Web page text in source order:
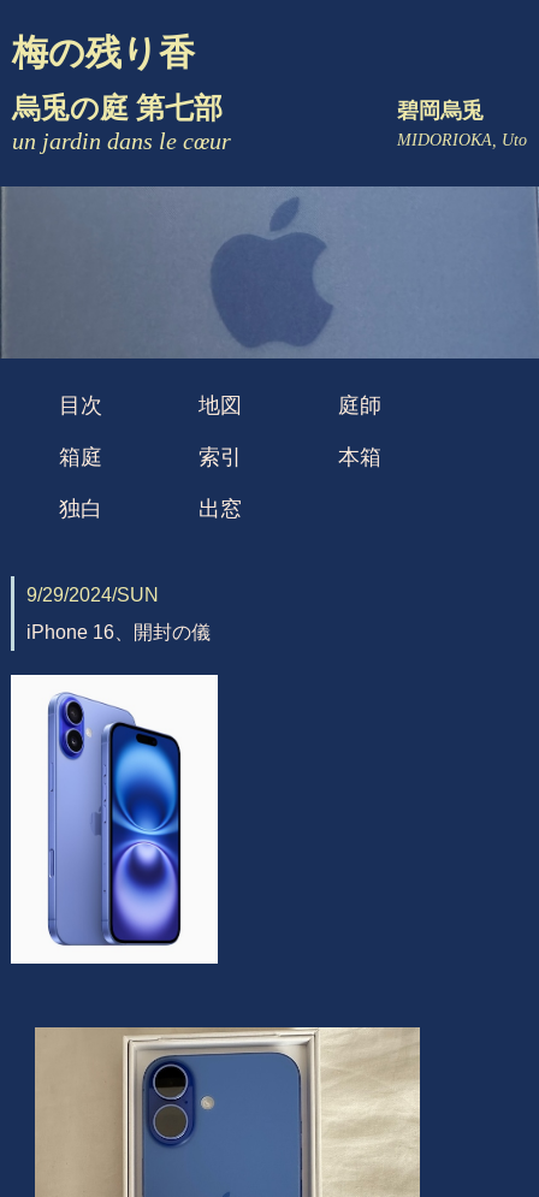
梅の残り香
烏兎の庭 第七部
un jardin dans le cœur
碧岡烏兎
MIDORIOKA, Uto
目次 地図 庭師
箱庭 索引 本箱
独白 出窓
9/29/2024/SUN
iPhone 16、開封の儀